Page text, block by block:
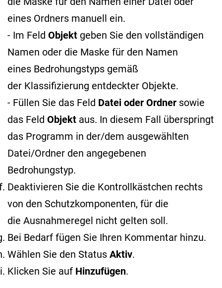
eines Ordners manuell ein.
- Im Feld Objekt geben Sie den vollständigen
Namen oder die Maske für den Namen
eines Bedrohungstyps gemäß
der Klassifizierung entdeckter Objekte.
- Füllen Sie das Feld Datei oder Ordner sowie
das Feld Objekt aus. In diesem Fall überspringt
das Programm in der/dem ausgewählten
Datei/Ordner den angegebenen
Bedrohungstyp.
Deaktivieren Sie die Kontrollkästchen rechts
von den Schutzkomponenten, für die
die Ausnahmeregel nicht gelten soll.
Bei Bedarf fügen Sie Ihren Kommentar hinzu.
Wählen Sie den Status Aktiv.
Klicken Sie auf Hinzufügen.